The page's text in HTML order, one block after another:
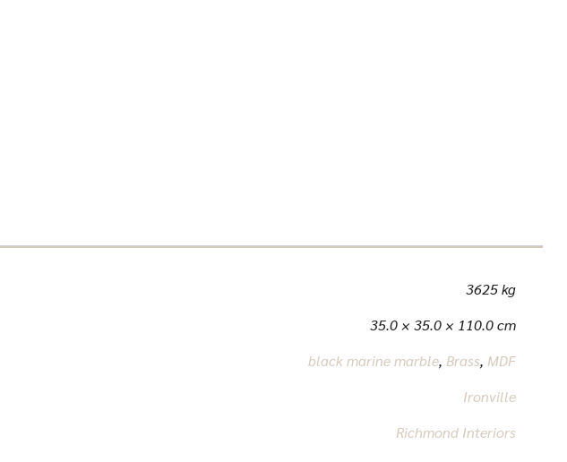
3625 kg
35.0 × 35.0 × 110.0 cm
black marine marble, Brass, MDF
Ironville
Richmond Interiors